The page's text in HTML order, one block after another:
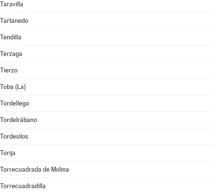
Taravilla
Tartanedo
Tendilla
Terzaga
Tierzo
Toba (La)
Tordellego
Tordelrábano
Tordesilos
Torija
Torrecuadrada de Molina
Torrecuadradilla